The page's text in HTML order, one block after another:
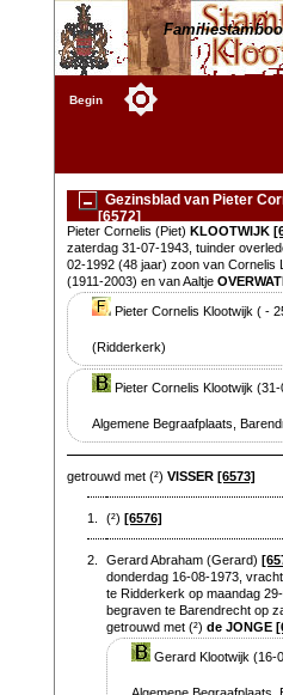
Begin
Gezinsblad van Pieter
[6572]
Pieter Cornelis (Piet) KLOOTWIJK
zaterdag 31-07-1943, tuinder
02-1992 (48 jaar) zoon van Cornelis
(1911-2003) en van Aaltje
Pieter Cornelis Klootwijk ( -
(Ridderkerk)
Pieter Cornelis Klootwijk
Algemene Begraafplaats,
getrouwd met (²) VISSER [6573]
1. (²)[6576]
2. Gerard Abraham (Gerard)
donderdag 16-08-1973,
te Ridderkerk op maandag
begraven te Barendrecht op
getrouwd met (²)de JONGE
Gerard Klootwijk (16-